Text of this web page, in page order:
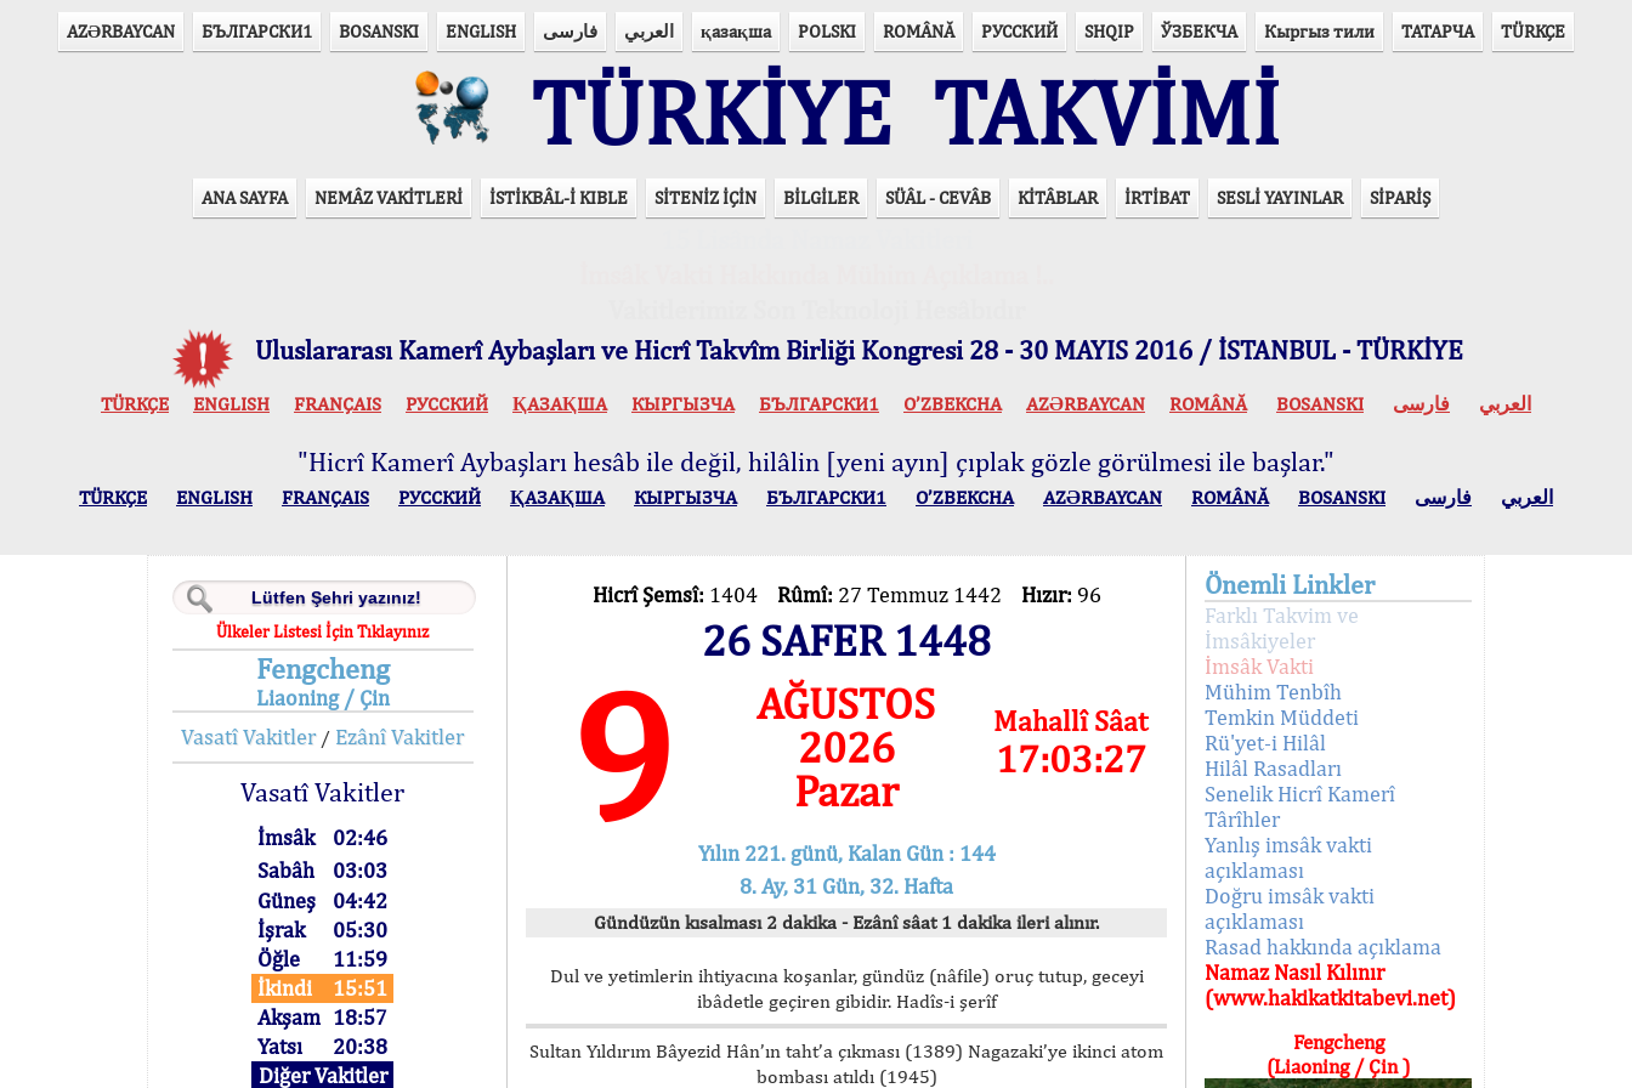
AZӘRBAYCAN БЪЛГАРСКИ1 BOSANSKI ENGLISH فارسی العربي қазақша POLSKI ROMÂNĂ РУССКИЙ SHQIP ЎЗБЕКЧА Кыргыз тили ТАТАРЧА TÜRKÇE
TÜRKİYE TAKVİMİ
ANA SAYFA NEMÂZ VAKİTLERİ İSTİKBÂL-İ KIBLE SİTENİZ İÇİN BİLGİLER SÜÂL - CEVÂB KİTÂBLAR İRTİBAT SESLİ YAYINLAR SİPARİŞ
Uluslararası Kamerî Aybaşları ve Hicrî Takvîm Birliği Kongresi 28 - 30 MAYIS 2016 / İSTANBUL - TÜRKİYE
TÜRKÇE ENGLISH FRANÇAIS РУССКИЙ ҚАЗАҚША КЫPГЫЗЧA БЪЛГАРСКИ1 O’ZBEKCHA AZӘRBAYCAN ROMÂNĂ BOSANSKI العربي فارسی
"Hicrî Kamerî Aybaşları hesâb ile değil, hilâlin [yeni ayın] çıplak gözle görülmesi ile başlar."
TÜRKÇE ENGLISH FRANÇAIS РУССКИЙ ҚАЗАҚША КЫPГЫЗЧA БЪЛГАРСКИ1 O’ZBEKCHA AZӘRBAYCAN ROMÂNĂ BOSANSKI العربي فارسی
Ülkeler Listesi İçin Tıklayınız
Fengcheng
Liaoning / Çin
Vasatî Vakitler/ Ezânî Vakitler
Vasatî Vakitler
İmsâk
02:46
Sabâh
03:03
Güneş
04:42
İşrak
05:30
Öğle
11:59
İkindi
15:51
Akşam 18:57
Yatsı
20:38
Diğer Vakitler
Hicrî Şemsî: 1404 Rûmî: 27 Temmuz 1442 Hızır: 96
26 SAFER 1448
9
AĞUSTOS
2026
Pazar
Mahallî Sâat
17:03:27
Yılın 221. günü, Kalan Gün : 144
8. Ay, 31 Gün, 32. Hafta
Gündüzün kısalması 2 dakika - Ezânî sâat 1 dakika ileri alınır.
Dul ve yetimlerin ihtiyacına koşanlar, gündüz (nâfile) oruç tutup, geceyi
ibâdetle geçiren gibidir. Hadîs-i şerîf
Sultan Yıldırım Bâyezid Hân’ın taht’a çıkması (1389) Nagazaki’ye ikinci atom
bombası atıldı (1945)
Önemli Linkler
Farklı Takvim ve
İmsâkiyeler
İmsâk Vakti
Mühim Tenbîh
Temkin Müddeti
Rü'yet-i Hilâl
Hilâl Rasadları
Senelik Hicrî Kamerî
Târîhler
Yanlış imsâk vakti
açıklaması
Doğru imsâk vakti
açıklaması
Rasad hakkında açıklama
Namaz Nasıl Kılınır
(www.hakikatkitabevi.net)
Fengcheng
(Liaoning / Çin )